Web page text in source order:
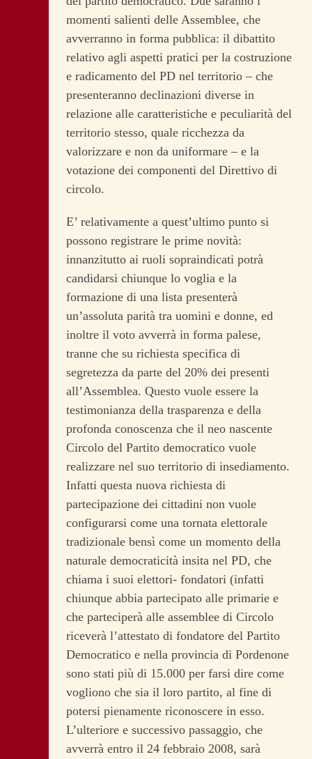
momenti salienti delle Assemblee, che
avverranno in forma pubblica: il dibattito
relativo agli aspetti pratici per la costruzione
e radicamento del PD nel territorio – che
presenteranno declinazioni diverse in
relazione alle caratteristiche e peculiarità del
territorio stesso, quale ricchezza da
valorizzare e non da uniformare – e la
votazione dei componenti del Direttivo di
circolo.
E’ relativamente a quest’ultimo punto si
possono registrare le prime novità:
innanzitutto ai ruoli sopraindicati potrà
candidarsi chiunque lo voglia e la
formazione di una lista presenterà
un’assoluta parità tra uomini e donne, ed
inoltre il voto avverrà in forma palese,
tranne che su richiesta specifica di
segretezza da parte del 20% dei presenti
all’Assemblea. Questo vuole essere la
testimonianza della trasparenza e della
profonda conoscenza che il neo nascente
Circolo del Partito democratico vuole
realizzare nel suo territorio di insediamento.
Infatti questa nuova richiesta di
partecipazione dei cittadini non vuole
configurarsi come una tornata elettorale
tradizionale bensì come un momento della
naturale democraticità insita nel PD, che
chiama i suoi elettori- fondatori (infatti
chiunque abbia partecipato alle primarie e
che parteciperà alle assemblee di Circolo
riceverà l’attestato di fondatore del Partito
Democratico e nella provincia di Pordenone
sono stati più di 15.000 per farsi dire come
vogliono che sia il loro partito, al fine di
potersi pienamente riconoscere in esso.
L’ulteriore e successivo passaggio, che
avverrà entro il 24 febbraio 2008, sarà